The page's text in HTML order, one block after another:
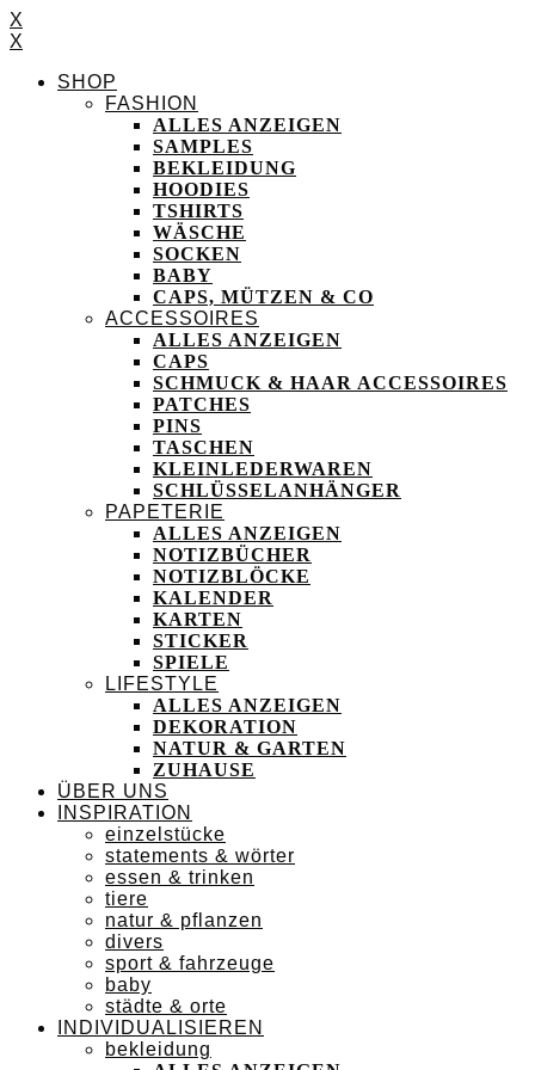
X
X
SHOP
FASHION
ALLES ANZEIGEN
SAMPLES
BEKLEIDUNG
HOODIES
TSHIRTS
WÄSCHE
SOCKEN
BABY
CAPS, MÜTZEN & CO
ACCESSOIRES
ALLES ANZEIGEN
CAPS
SCHMUCK & HAAR ACCESSOIRES
PATCHES
PINS
TASCHEN
KLEINLEDERWAREN
SCHLÜSSELANHÄNGER
PAPETERIE
ALLES ANZEIGEN
NOTIZBÜCHER
NOTIZBLÖCKE
KALENDER
KARTEN
STICKER
SPIELE
LIFESTYLE
ALLES ANZEIGEN
DEKORATION
NATUR & GARTEN
ZUHAUSE
ÜBER UNS
INSPIRATION
einzelstücke
statements & wörter
essen & trinken
tiere
natur & pflanzen
divers
sport & fahrzeuge
baby
städte & orte
INDIVIDUALISIEREN
bekleidung